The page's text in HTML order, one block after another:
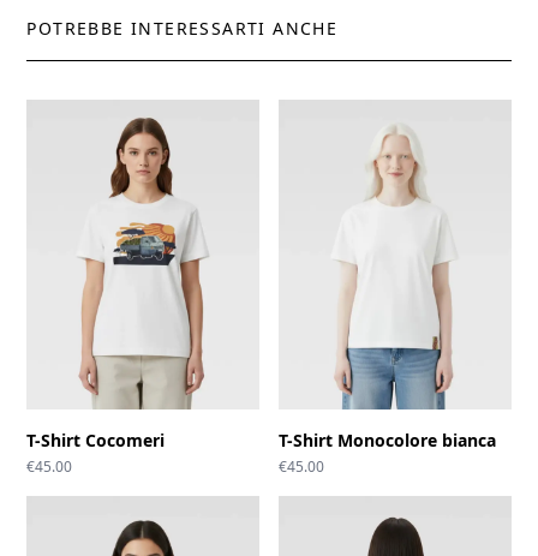
POTREBBE INTERESSARTI ANCHE
T-Shirt Cocomeri
€45.00
T-Shirt Monocolore bianca
€45.00